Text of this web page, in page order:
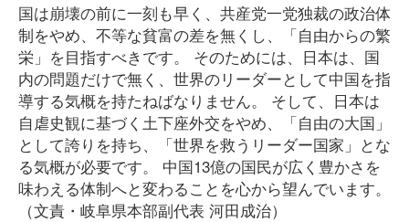
国は崩壊の前に一刻も早く、共産党一党独裁の政治体
制をやめ、不等な貧富の差を無くし、「自由からの繁
栄」を目指すべきです。 そのためには、日本は、国
内の問題だけで無く、世界のリーダーとして中国を指
導する気概を持たねばなりません。 そして、日本は
自虐史観に基づく土下座外交をやめ、「自由の大国」
として誇りを持ち、「世界を救うリーダー国家」とな
る気概が必要です。 中国13億の国民が広く豊かさを
味わえる体制へと変わることを心から望んでいます。
（文責・岐阜県本部副代表 河田成治）